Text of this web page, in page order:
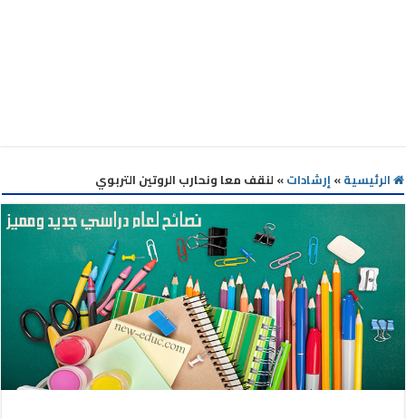
الرئيسية» إرشادات» لنقف معا ونحارب الروتين التربوي